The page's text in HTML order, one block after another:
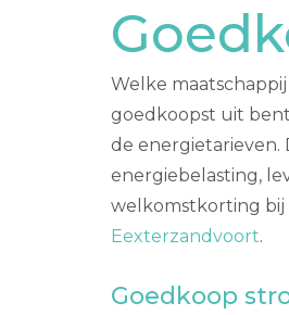
Welke
goedkoopst uit
de energietarieven.
energiebelasting,
welkomstkorting bij
Eexterzandvoort.
Goedkoop